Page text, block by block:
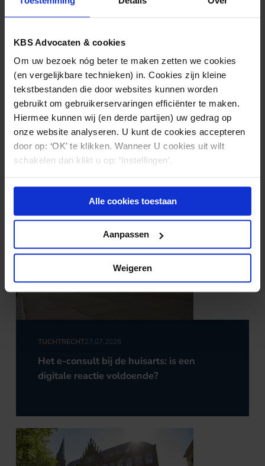
KBS Advocaten & cookies
Om uw bezoek nóg beter te maken zetten we cookies
(en vergelijkbare technieken) in. Cookies zijn kleine
tekstbestanden die door websites kunnen worden
gebruikt om gebruikerservaringen efficiënter te maken.
Hiermee kunnen wij (en derde partijen) uw gedrag op
onze website analyseren. U kunt de cookies accepteren
door op: ‘OK’ te klikken. Wanneer U cookies uit wilt
schakelen dan klikt u op: ‘Instellingen’.
Alle cookies toestaan
Aanpassen
Weigeren
patiëntengegevens. Een gebrekkige, onduidelijke of
communicatieproblemen op diverse niveaus leiden,
soms met fouten of ongelukken tot gevolg. Voorkom
dan ook het moeilijke door het gemakkelijke goed te
doen.
Nieuws & kennis
Ook interessant?
TUCHTRECHT27.07.2026
Het e-consult bij de huisarts: is een
digitale reactie voldoende?